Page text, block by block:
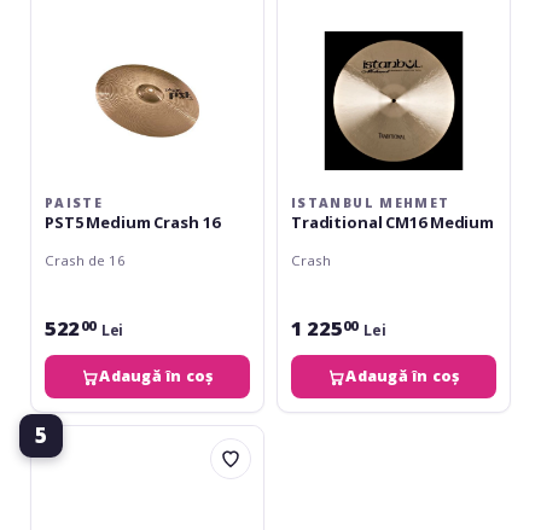
PAISTE
PST5 Medium Crash 16
Crash de 16
52200 Lei
Adaugă în coș
ISTANBUL MEHMET
Traditional CM16 Medium
Crash
1 22500 Lei
Adaugă în coș
5
Paiste
PST3